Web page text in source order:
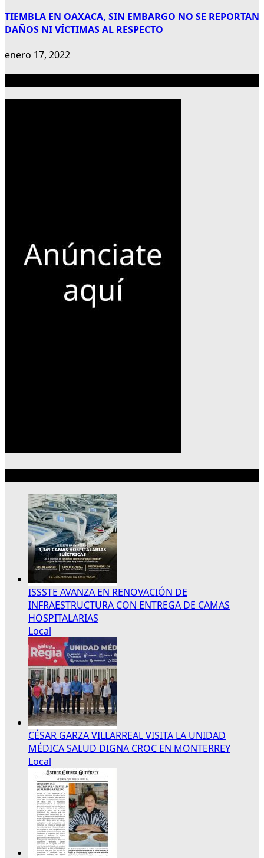
TIEMBLA EN OAXACA, SIN EMBARGO NO SE REPORTAN
DAÑOS NI VÍCTIMAS AL RESPECTO
enero 17, 2022
ISSSTE AVANZA EN RENOVACIÓN DE
INFRAESTRUCTURA CON ENTREGA DE CAMAS
HOSPITALARIAS
Local
CÉSAR GARZA VILLARREAL VISITA LA UNIDAD
MÉDICA SALUD DIGNA CROC EN MONTERREY
Local